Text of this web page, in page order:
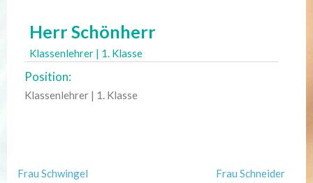
Herr Schönherr
Klassenlehrer | 1. Klasse
Position:
Klassenlehrer | 1. Klasse
Post
Frau Schwingel Frau Schneider